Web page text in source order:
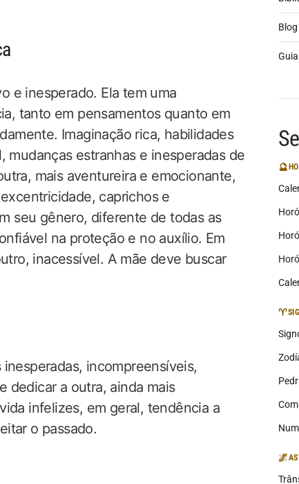
e inesperado. Ela tem uma
tanto em pensamentos quanto em
Imaginação rica, habilidades
estranhas e inesperadas de
mais aventureira e emocionante,
caprichos e
seu gênero, diferente de todas as
na proteção e no auxílio. Em
inacessível. A mãe deve buscar
incompreensíveis,
dedicar a outra, ainda mais
infelizes, em geral, tendência a
o passado.
Blog
Guia
🔮
♈
🌌